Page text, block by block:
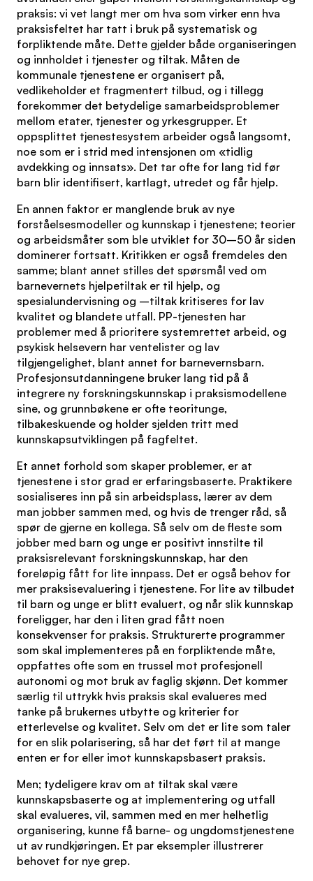
praksis: vi vet langt mer om hva som virker enn hva
praksisfeltet har tatt i bruk på systematisk og
forpliktende måte. Dette gjelder både organiseringen
og innholdet i tjenester og tiltak. Måten de
kommunale tjenestene er organisert på,
vedlikeholder et fragmentert tilbud, og i tillegg
forekommer det betydelige samarbeidsproblemer
mellom etater, tjenester og yrkesgrupper. Et
oppsplittet tjenestesystem arbeider også langsomt,
noe som er i strid med intensjonen om «tidlig
avdekking og innsats». Det tar ofte for lang tid før
barn blir identifisert, kartlagt, utredet og får hjelp.
En annen faktor er manglende bruk av nye
forståelsesmodeller og kunnskap i tjenestene; teorier
og arbeidsmåter som ble utviklet for 30–50 år siden
dominerer fortsatt. Kritikken er også fremdeles den
samme; blant annet stilles det spørsmål ved om
barnevernets hjelpetiltak er til hjelp, og
spesialundervisning og –tiltak kritiseres for lav
kvalitet og blandete utfall. PP-tjenesten har
problemer med å prioritere systemrettet arbeid, og
psykisk helsevern har ventelister og lav
tilgjengelighet, blant annet for barnevernsbarn.
Profesjonsutdanningene bruker lang tid på å
integrere ny forskningskunnskap i praksismodellene
sine, og grunnbøkene er ofte teoritunge,
tilbakeskuende og holder sjelden tritt med
kunnskapsutviklingen på fagfeltet.
Et annet forhold som skaper problemer, er at
tjenestene i stor grad er erfaringsbaserte. Praktikere
sosialiseres inn på sin arbeidsplass, lærer av dem
man jobber sammen med, og hvis de trenger råd, så
spør de gjerne en kollega. Så selv om de fleste som
jobber med barn og unge er positivt innstilte til
praksisrelevant forskningskunnskap, har den
foreløpig fått for lite innpass. Det er også behov for
mer praksisevaluering i tjenestene. For lite av tilbudet
til barn og unge er blitt evaluert, og når slik kunnskap
foreligger, har den i liten grad fått noen
konsekvenser for praksis. Strukturerte programmer
som skal implementeres på en forpliktende måte,
oppfattes ofte som en trussel mot profesjonell
autonomi og mot bruk av faglig skjønn. Det kommer
særlig til uttrykk hvis praksis skal evalueres med
tanke på brukernes utbytte og kriterier for
etterlevelse og kvalitet. Selv om det er lite som taler
for en slik polarisering, så har det ført til at mange
enten er for eller imot kunnskapsbasert praksis.
Men; tydeligere krav om at tiltak skal være
kunnskapsbaserte og at implementering og utfall
skal evalueres, vil, sammen med en mer helhetlig
organisering, kunne få barne- og ungdomstjenestene
ut av rundkjøringen. Et par eksempler illustrerer
behovet for nye grep.